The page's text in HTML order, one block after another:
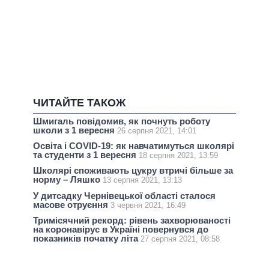
ЧИТАЙТЕ ТАКОЖ
Шмигаль повідомив, як почнуть роботу
школи з 1 вересня 26 серпня 2021, 14:01
Освіта і COVID-19: як навчатимуться школярі
та студенти з 1 вересня 18 серпня 2021, 13:59
Школярі споживають цукру втричі більше за
норму – Ляшко 13 серпня 2021, 13:13
У дитсадку Чернівецької області сталося
масове отруєння 3 червня 2021, 16:49
Тримісячний рекорд: рівень захворюваності
на коронавірус в Україні повернувся до
показників початку літа 27 серпня 2021, 08:58